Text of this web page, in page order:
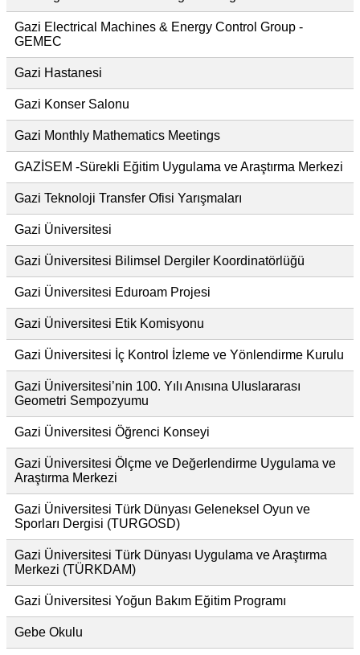
Gazi Electrical Machines & Energy Control Group -
GEMEC
Gazi Hastanesi
Gazi Konser Salonu
Gazi Monthly Mathematics Meetings
GAZİSEM -Sürekli Eğitim Uygulama ve Araştırma Merkezi
Gazi Teknoloji Transfer Ofisi Yarışmaları
Gazi Üniversitesi
Gazi Üniversitesi Bilimsel Dergiler Koordinatörlüğü
Gazi Üniversitesi Eduroam Projesi
Gazi Üniversitesi Etik Komisyonu
Gazi Üniversitesi İç Kontrol İzleme ve Yönlendirme Kurulu
Gazi Üniversitesi’nin 100. Yılı Anısına Uluslararası
Geometri Sempozyumu
Gazi Üniversitesi Öğrenci Konseyi
Gazi Üniversitesi Ölçme ve Değerlendirme Uygulama ve
Araştırma Merkezi
Gazi Üniversitesi Türk Dünyası Geleneksel Oyun ve
Sporları Dergisi (TURGOSD)
Gazi Üniversitesi Türk Dünyası Uygulama ve Araştırma
Merkezi (TÜRKDAM)
Gazi Üniversitesi Yoğun Bakım Eğitim Programı
Gebe Okulu